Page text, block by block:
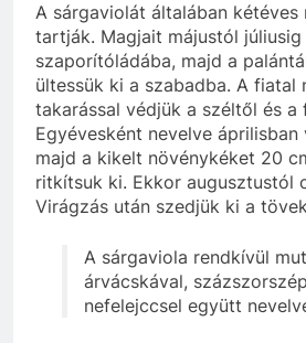
A sárgaviolát általában kétéves
tartják. Magjait májustól júliusig
szaporítóládába, majd a
ültessük ki a szabadba. A fiatal
takarással védjük a széltől és a
Egyévesként nevelve áprilisban
majd a kikelt növénykéket 20
ritkítsuk ki. Ekkor augusztustól
Virágzás után szedjük ki a
A sárgaviola rendkívül
árvácskával,
nefelejccsel együtt